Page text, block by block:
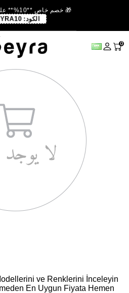
🎁 خصم خاص **10%** على طلبك الأول!
الكود:
0
ve Renklerini İnceleyin
En Uygun Fiyata Hemen